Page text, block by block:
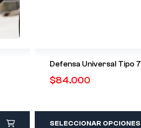
Defensa Universal Tipo 7
$84.000
SELECCIONAR OPCIONES